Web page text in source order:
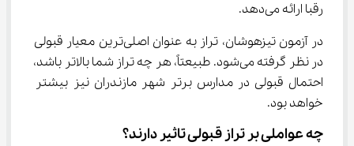
رقبا ارائه می‌دهد.
در آزمون تیزهوشان، تراز به عنوان اصلی‌ترین معیار قبولی
در نظر گرفته می‌شود. طبیعتاً، هر چه تراز شما بالاتر باشد،
احتمال قبولی در مدارس برتر شهر مازندران نیز بیشتر
خواهد بود.
چه عواملی بر تراز قبولی تاثیر دارند؟